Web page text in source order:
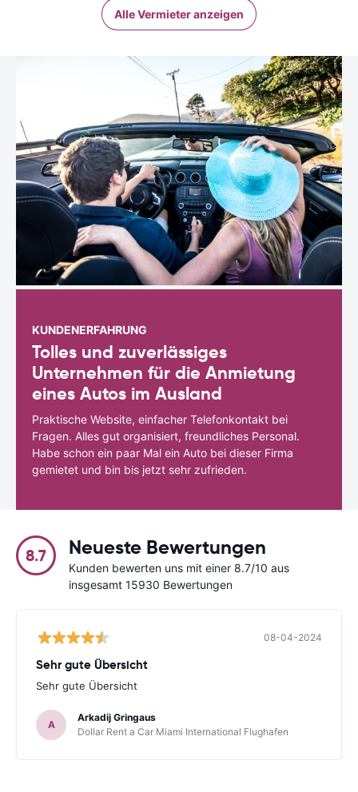
Alle Vermieter anzeigen
KUNDENERFAHRUNG
Tolles und zuverlässiges
Unternehmen für die Anmietung
eines Autos im Ausland
Praktische Website, einfacher Telefonkontakt bei
Fragen. Alles gut organisiert, freundliches Personal.
Habe schon ein paar Mal ein Auto bei dieser Firma
gemietet und bin bis jetzt sehr zufrieden.
8.7 Neueste Bewertungen
Kunden bewerten uns mit einer 8.7/10 aus
insgesamt 15930 Bewertungen
08-04-2024
Sehr gute Übersicht
Sehr gute Übersicht
A
Arkadij Gringaus
Dollar Rent a Car Miami International Flughafen